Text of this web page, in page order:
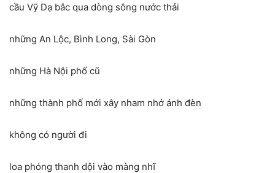
cầu Vỹ Dạ bắc qua dòng sông nước thải
những An Lộc, Bình Long, Sài Gòn
những Hà Nội phố cũ
những thành phố mới xây nham nhở ánh đèn
không có người đi
loa phóng thanh dội vào màng nhĩ